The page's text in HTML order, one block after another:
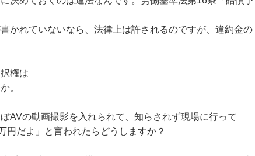
かれていないなら、法律上は許されるのですが、違約金の
権は
。
AVの動画撮影を入れられて、知らされず現場に行って
円だよ」と言われたらどうしますか？